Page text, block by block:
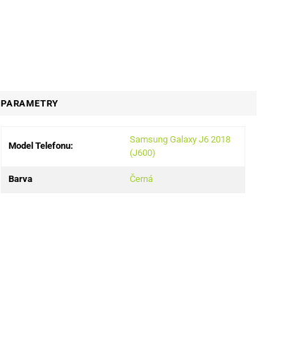
PARAMETRY
Model Telefonu:
Samsung Galaxy J6 2018
(J600)
Barva Černá